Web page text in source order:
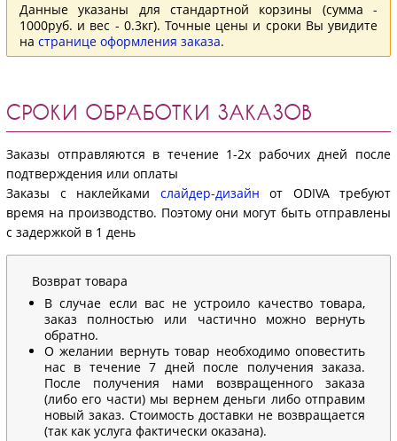
Данные указаны для стандартной корзины (сумма -
1000руб. и вес - 0.3кг). Точные цены и сроки Вы увидите
на странице оформления заказа.
СРОКИ ОБРАБОТКИ ЗАКАЗОВ
Заказы отправляются в течение 1-2х рабочих дней после
подтверждения или оплаты
Заказы с наклейками слайдер-дизайн от ODIVA требуют
время на производство. Поэтому они могут быть отправлены
с задержкой в 1 день
Возврат товара
В случае если вас не устроило качество товара,
заказ полностью или частично можно вернуть
обратно.
О желании вернуть товар необходимо оповестить
нас в течение 7 дней после получения заказа.
После получения нами возвращенного заказа
(либо его части) мы вернем деньги либо отправим
новый заказ. Стоимость доставки не возвращается
(так как услуга фактически оказана).